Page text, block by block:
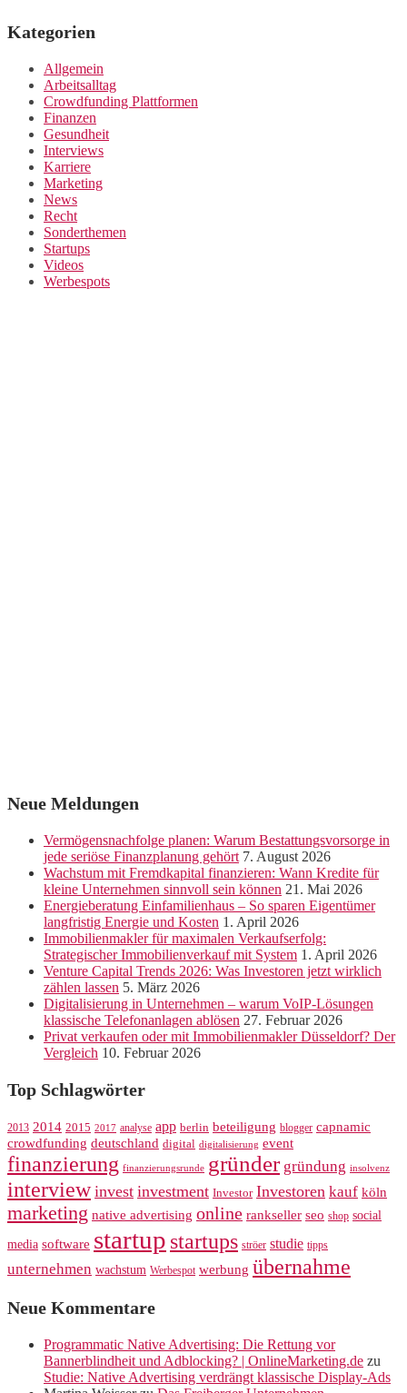
Kategorien
Allgemein
Arbeitsalltag
Crowdfunding Plattformen
Finanzen
Gesundheit
Interviews
Karriere
Marketing
News
Recht
Sonderthemen
Startups
Videos
Werbespots
Neue Meldungen
Vermögensnachfolge planen: Warum Bestattungsvorsorge in
jede seriöse Finanzplanung gehört 7. August 2026
Wachstum mit Fremdkapital finanzieren: Wann Kredite für
kleine Unternehmen sinnvoll sein können 21. Mai 2026
Energieberatung Einfamilienhaus – So sparen Eigentümer
langfristig Energie und Kosten 1. April 2026
Immobilienmakler für maximalen Verkaufserfolg:
Strategischer Immobilienverkauf mit System 1. April 2026
Venture Capital Trends 2026: Was Investoren jetzt wirklich
zählen lassen 5. März 2026
Digitalisierung in Unternehmen – warum VoIP-Lösungen
klassische Telefonanlagen ablösen 27. Februar 2026
Privat verkaufen oder mit Immobilienmakler Düsseldorf? Der
Vergleich 10. Februar 2026
Top Schlagwörter
2013 2014 2015 2017 analyse app berlin beteiligung blogger capnamic
crowdfunding deutschland digital digitalisierung event
finanzierung finanzierungsrunde gründer gründung insolvenz
interview invest investment Investor Investoren kauf köln
marketing native advertising online rankseller seo shop social
media software startup startups ströer studie tipps
unternehmen wachstum Werbespot werbung übernahme
Neue Kommentare
Programmatic Native Advertising: Die Rettung vor
Bannerblindheit und Adblocking? | OnlineMarketing.de zu
Studie: Native Advertising verdrängt klassische Display-Ads